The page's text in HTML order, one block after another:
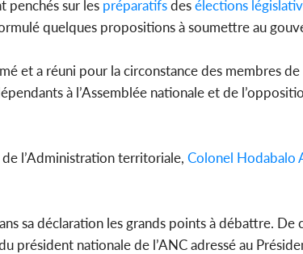
penchés sur les préparatifsdesélections
quelques propositions à soumettre au
et a réuni pour la circonstance des membres
à l’Assemblée nationale et de
l’Administration territoriale, Colonel Hodabalo
sa déclaration les grands points à débattre. De
président nationale de l’ANC adressé au
Côte
sanitaire, le